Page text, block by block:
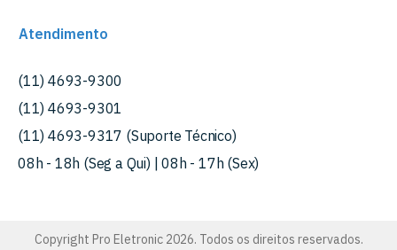
Atendimento
(11) 4693-9300
(11) 4693-9301
(11) 4693-9317 (Suporte Técnico)
08h - 18h (Seg a Qui) | 08h - 17h (Sex)
Copyright Pro Eletronic 2026. Todos os direitos reservados.